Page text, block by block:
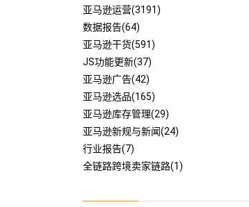
亚马逊运营(3191)
数据报告(64)
亚马逊干货(591)
JS功能更新(37)
亚马逊广告(42)
亚马逊选品(165)
亚马逊库存管理(29)
亚马逊新规与新闻(24)
行业报告(7)
全链路跨境卖家链路(1)